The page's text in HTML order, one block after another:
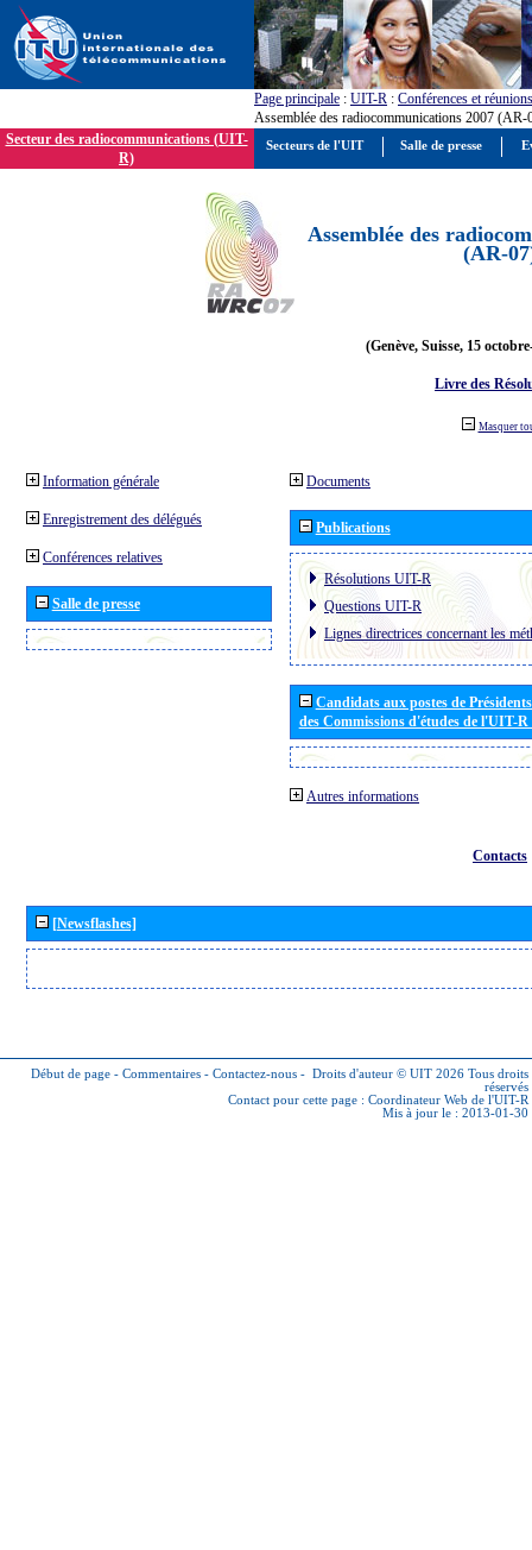
Page principale : UIT-R : Conférences et réunions
Assemblée des radiocommunications 2007 (AR-
Secteur des radiocommunications (UIT-
R)
Assemblée des
(AR-
(Genève, Suisse, 15
Livre des
Masquer
Information générale
Enregistrement des délégués
Conférences relatives
Salle de presse
Documents
Publications
Résolutions UIT-R
Questions UIT-R
Lignes directrices concernant les
Candidats aux postes de
des Commissions d'études de l'UIT-
Autres informations
Contacts
[Newsflashes]
Début de page - Commentaires - Contactez-nous - Droits d'auteur © UIT 2026 Tous droits
réservés
Contact pour cette page : Coordinateur Web de l'UIT-R
Mis à jour le : 2013-01-30
Secteurs de l'UIT Salle de presse